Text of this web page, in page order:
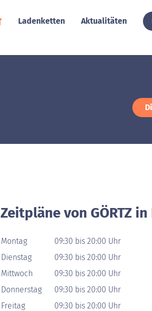
Ladenketten Aktualitäten
Zeitpläne von GÖRTZ
Montag
09:30 bis 20:00 Uhr
Dienstag
09:30 bis 20:00 Uhr
Mittwoch
09:30 bis 20:00 Uhr
Donnerstag
09:30 bis 20:00 Uhr
Freitag
09:30 bis 20:00 Uhr